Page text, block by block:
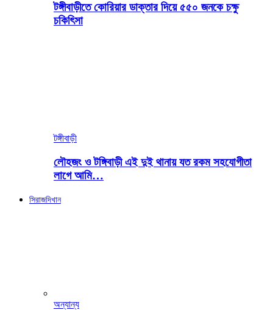
টঙ্গীবাড়ীতে কোরিয়ার ডাক্তার দিয়ে ৫৫০ জনকে চক্ষু
চকিৎিসা
টঙ্গীবাড়ী
লৌহজং ও টঙ্গিবাড়ী এই দুই থানায় যত রকম সহযোগীতা
লাগে আমি…
সিরাজদিখান
অন্যান্য